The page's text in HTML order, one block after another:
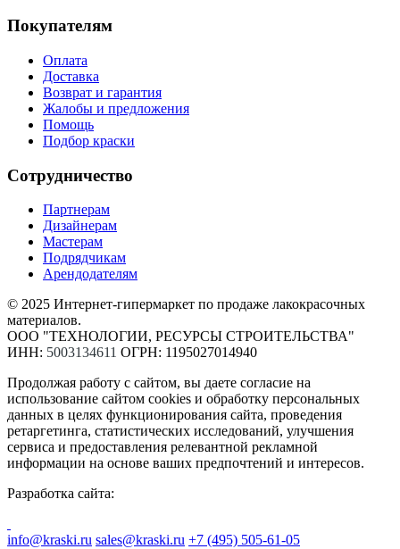
Покупателям
Оплата
Доставка
Возврат и гарантия
Жалобы и предложения
Помощь
Подбор краски
Сотрудничество
Партнерам
Дизайнерам
Мастерам
Подрядчикам
Арендодателям
© 2025 Интернет-гипермаркет по продаже лакокрасочных
материалов.
ООО "ТЕХНОЛОГИИ, РЕСУРСЫ СТРОИТЕЛЬСТВА"
ИНН: 5003134611 ОГРН: 1195027014940
Продолжая работу с сайтом, вы даете согласие на
использование сайтом cookies и обработку персональных
данных в целях функционирования сайта, проведения
ретаргетинга, статистических исследований, улучшения
сервиса и предоставления релевантной рекламной
информации на основе ваших предпочтений и интересов.
Разработка сайта:
info@kraski.ru sales@kraski.ru +7 (495) 505-61-05